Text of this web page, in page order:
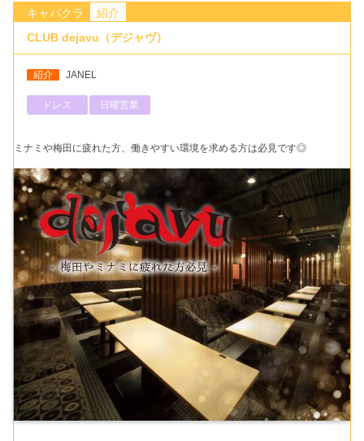
キャバクラ
紹介
CLUB dejavu（デジャヴ）
紹介 JANEL
ドレス 日曜営業
ミナミや梅田に疲れた方、働きやすい環境を求める方は必見です◎